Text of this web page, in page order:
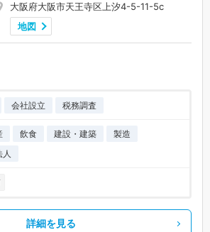
大阪府大阪市天王寺区上汐4-5-11-5c
地図
会社設立 税務調査
飲食 建設・建築
製造
人
詳細を見る